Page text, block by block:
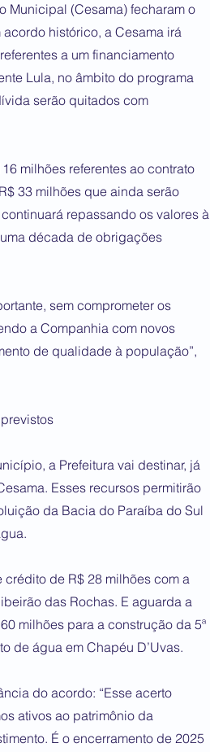
Municipal (Cesama) fecharam o
histórico, a Cesama irá
a um financiamento
Lula, no âmbito do programa
serão quitados com
milhões referentes ao contrato
33 milhões que ainda serão
repassando os valores à
década de obrigações
sem comprometer os
a Companhia com novos
de qualidade à população”,
a Prefeitura vai destinar, já
Esses recursos permitirão
da Bacia do Paraíba do Sul
de R$ 28 milhões com a
das Rochas. E aguarda a
milhões para a construção da 5ª
de água em Chapéu D’Uvas.
do acordo: “Esse acerto
ativos ao patrimônio da
É o encerramento de 2025